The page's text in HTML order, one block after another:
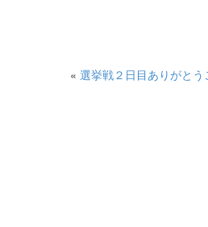
« 選挙戦２日目ありがとう